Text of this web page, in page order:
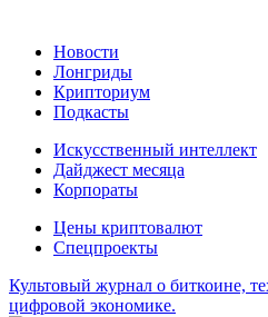
Новости
Лонгриды
Крипториум
Подкасты
Искусственный интеллект
Дайджест месяца
Корпораты
Цены криптовалют
Спецпроекты
Культовый журнал о биткоине,
цифровой экономике.